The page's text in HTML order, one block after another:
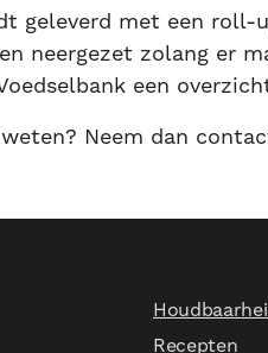
geleverd met een roll-
neergezet zolang er
een
Neem dan
Recepten